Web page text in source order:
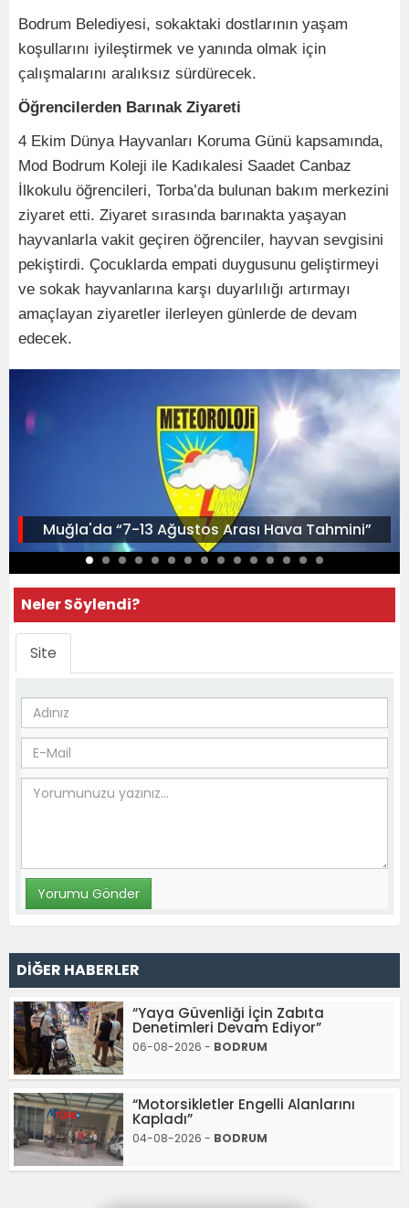
Bodrum Belediyesi, sokaktaki dostlarının yaşam
koşullarını iyileştirmek ve yanında olmak için
çalışmalarını aralıksız sürdürecek.
Öğrencilerden Barınak Ziyareti
4 Ekim Dünya Hayvanları Koruma Günü kapsamında,
Mod Bodrum Koleji ile Kadıkalesi Saadet Canbaz
İlkokulu öğrencileri, Torba’da bulunan bakım merkezini
ziyaret etti. Ziyaret sırasında barınakta yaşayan
hayvanlarla vakit geçiren öğrenciler, hayvan sevgisini
pekiştirdi. Çocuklarda empati duygusunu geliştirmeyi
ve sokak hayvanlarına karşı duyarlılığı artırmayı
amaçlayan ziyaretler ilerleyen günlerde de devam
edecek.
Muğla'da “7-13 Ağustos Arası Hava Tahmini”
Neler Söylendi?
Site
DİĞER HABERLER
“Yaya Güvenliği İçin Zabıta
Denetimleri Devam Ediyor”
06-08-2026 - BODRUM
“Motorsikletler Engelli Alanlarını
Kapladı”
04-08-2026 - BODRUM